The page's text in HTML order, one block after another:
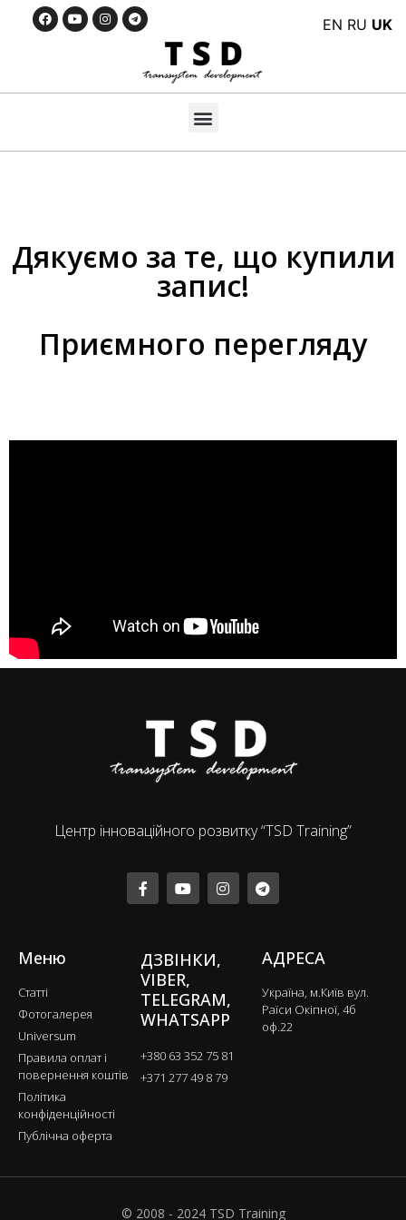
Дякуємо за те, що купили
запис!
Приємного перегляду
Центр інноваційного розвитку “TSD Training”
Меню
Статті
Фотогалерея
Universum
Правила оплат і
повернення коштів
Політика
конфіденційності
Публічна оферта
ДЗВІНКИ,
VIBER,
TELEGRAM,
WHATSAPP
+380 63 352 75 81
+371 277 49 8 79
АДРЕСА
Україна, м.Київ вул.
Раїси Окіпної, 4б
оф.22
© 2008 - 2024 TSD Training
EN RU UK